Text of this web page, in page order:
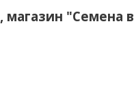
магазин "Семена в